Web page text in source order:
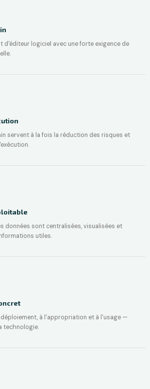
d'éditeur logiciel avec une forte exigence de
servent à la fois la réduction des risques et
données sont centralisées, visualisées et
utiles.
à l'appropriation et à l'usage —
technologie.